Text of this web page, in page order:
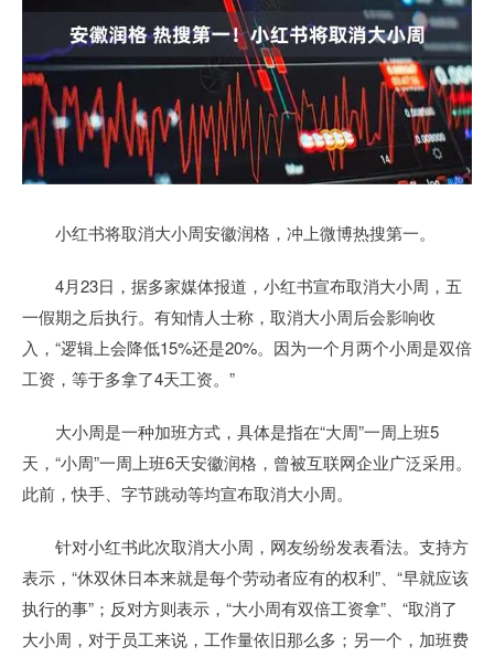
小红书将取消大小周安徽润格，冲上微博热搜第一。
4月23日，据多家媒体报道，小红书宣布取消大小周，五
一假期之后执行。有知情人士称，取消大小周后会影响收
入，“逻辑上会降低15%还是20%。因为一个月两个小周是双倍
工资，等于多拿了4天工资。”
大小周是一种加班方式，具体是指在“大周”一周上班5
天，“小周”一周上班6天安徽润格，曾被互联网企业广泛采用。
此前，快手、字节跳动等均宣布取消大小周。
针对小红书此次取消大小周，网友纷纷发表看法。支持方
表示，“休双休日本来就是每个劳动者应有的权利”、“早就应该
执行的事”；反对方则表示，“大小周有双倍工资拿”、“取消了
大小周，对于员工来说，工作量依旧那么多；另一个，加班费